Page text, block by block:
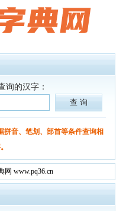
询的汉字：
音、笔划、部首等条件查询相
网 www.pq36.cn